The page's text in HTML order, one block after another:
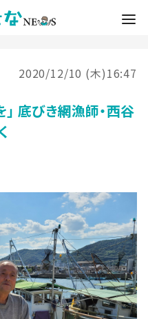
2020/12/10 (木)16:47
底びき網漁師・西谷